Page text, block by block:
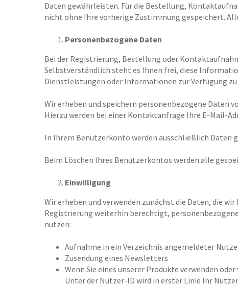
Daten gewährleisten. Für die Bestellung,
nicht ohne Ihre vorherige Zustimmung gespeichert.
Personenbezogene Daten
Bei der Registrierung, Bestellung oder
Selbstverständlich steht es Ihnen frei, diese
Dienstleistungen oder Informationen zur Verfügung
Wir erheben und speichern personenbezogene Daten
Hierzu werden bei einer Kontaktanfrage Ihre E-Mail-
In Ihrem Benutzerkonto werden ausschließlich
Beim Löschen Ihres Benutzerkontos werden alle
Einwilligung
Wir erheben und verwenden zunächst die Daten, die
Registrierung weiterhin berechtigt,
nutzen:
Aufnahme in ein Verzeichnis angemeldeter
Zusendung eines Newsletters
Wenn Sie eines unserer Produkte verwenden
Unter der Nutzer-ID wird in erster Linie Ihr